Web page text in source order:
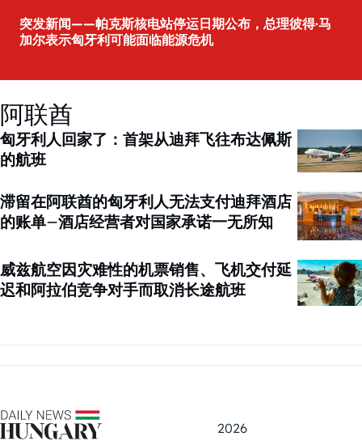
突发新闻——帕克斯核电站停运日期公布，总理彼得·马
加尔表示匈牙利可能面临能源危机
阿联酋
匈牙利人回家了：首架从迪拜飞往布达佩斯
的航班
滞留在阿联酋的匈牙利人无法支付迪拜酒店
的账单–酒店经营者对国家承诺一无所知
威兹航空因灾难性的机票销售、飞机交付延
迟和阿拉伯竞争对手而取消长途航班
2026